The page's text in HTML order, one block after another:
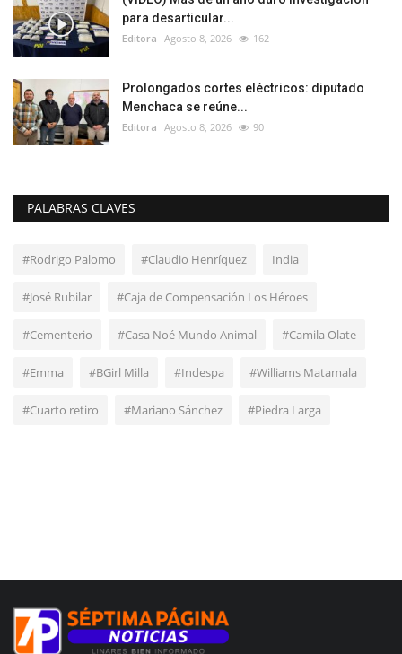
para desarticular...
Editora Agosto 8, 2026 162
Prolongados cortes eléctricos: diputado
Menchaca se reúne...
Editora Agosto 8, 2026 90
PALABRAS CLAVES
#Rodrigo Palomo #Claudio Henríquez India
#José Rubilar #Caja de Compensación Los Héroes
#Cementerio #Casa Noé Mundo Animal #Camila Olate
#Emma #BGirl Milla #Indespa #Williams Matamala
#Cuarto retiro #Mariano Sánchez #Piedra Larga